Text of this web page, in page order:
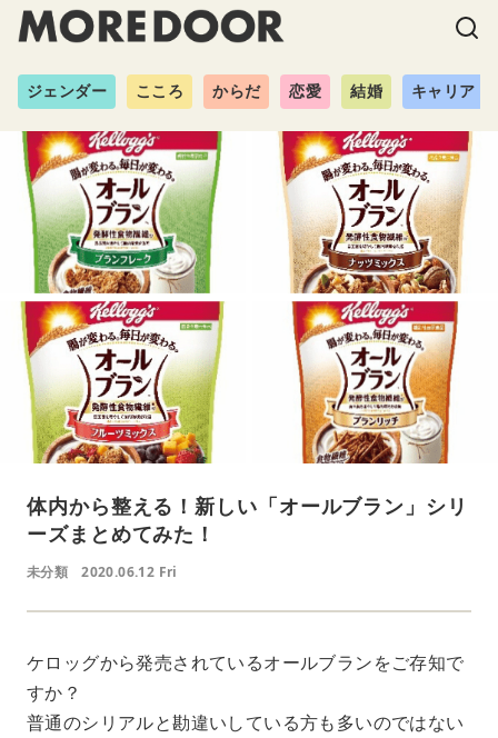
ジェンダー こころ からだ 恋愛 結婚 キャリア
体内から整える！新しい「オールブラン」シリ
ーズまとめてみた！
未分類 2020.06.12 Fri
ケロッグから発売されているオールブランをご存知で
すか？
普通のシリアルと勘違いしている方も多いのではない